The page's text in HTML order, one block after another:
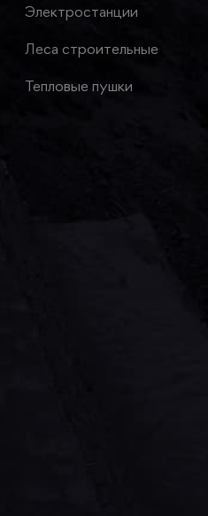
Электростанции
Леса строительные
Тепловые пушки